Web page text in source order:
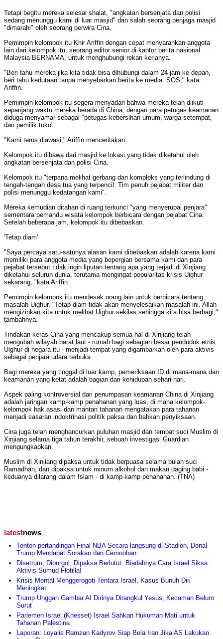
Tetapi begitu mereka selesai shalat, "angkatan bersenjata dan polisi
sedang menunggu kami di luar masjid" dan salah seorang penjaga masjid
"dimarahi" oleh seorang perwira Cina.
Pemimpin kelompok itu Khir Ariffin dengan cepat menyarankan anggota
lain dari kelompok itu, seorang editor senior di kantor berita nasional
Malaysia BERNAMA, untuk menghubungi rekan kerjanya.
"Beri tahu mereka jika kita tidak bisa dihubungi dalam 24 jam ke depan,
beri tahu kedutaan tanpa menyebarkan berita ke media. SOS," kata
Ariffin.
Pemimpin kelompok itu segera menyadari bahwa mereka telah diikuti
sepanjang waktu mereka berada di China, dengan para petugas keamanan
diduga menyamar sebagai "petugas kebersihan umum, warga setempat,
dan pemilik toko".
"Kami terus diawasi," Ariffin menceritakan.
Kelompok itu dibawa dari masjid ke lokasi yang tidak diketahui oleh
angkatan bersenjata dan polisi Cina.
Kelompok itu "terpana melihat gerbang dan kompleks yang terlindung di
tengah-tengah desa tua yang terpencil. Tim penuh pejabat militer dan
polisi menunggu kedatangan kami".
Mereka kemudian ditahan di ruang terkunci "yang menyerupai penjara"
sementara pemandu wisata kelompok berbicara dengan pejabat Cina.
Setelah beberapa jam, kelompok itu dibebaskan.
'Tetap diam'
"Saya percaya satu-satunya alasan kami dibebaskan adalah karena kami
memiliki para anggota media yang bepergian bersama kami dan para
pejabat tersebut tidak ingin liputan tentang apa yang terjadi di Xinjiang
diketahui seluruh dunia, terutama mengingat popularitas krisis Uighur
sekarang, "kata Ariffin.
Pemimpin kelompok itu mendesak orang lain untuk berbicara tentang
masalah Uighur. "Tetap diam tidak akan menyelesaikan masalah ini. Allah
mengizinkan kita untuk melihat Uighur sekilas sehingga kita bisa berbagi,"
tambahnya.
Tindakan keras Cina yang mencakup semua hal di Xinjiang telah
mengubah wilayah barat laut - rumah bagi sebagian besar penduduk etnis
Uighur di negara itu - menjadi tempat yang digambarkan oleh para aktivis
sebagai penjara udara terbuka.
Bagi mereka yang tinggal di luar kamp, ​​pemeriksaan ID di mana-mana dan
keamanan yang ketat adalah bagian dari kehidupan sehari-hari.
Aspek paling kontroversial dari penumpasan keamanan China di Xinjiang
adalah jaringan kamp-kamp penahanan yang luas, di mana kelompok-
kelompok hak asasi dan mantan tahanan mengatakan para tahanan
menjadi sasaran indoktrinasi politik paksa dan bahkan penyiksaan.
Cina juga telah menghancurkan puluhan masjid dan tempat suci Muslim di
Xinjiang selama tiga tahun terakhir, sebuah investigasi Guardian
mengungkapkan.
Muslim di Xinjiang dipaksa untuk tidak berpuasa selama bulan suci
Ramadhan, dan dipaksa untuk minum alkohol dan makan daging babi -
keduanya dilarang dalam Islam - di kamp-kamp penahanan. (TNA)
latestnews
Tonton pertandingan Final NBA Secara langsung di Stadion, Donal
Trump Mendapat Sorakan dan Cemoohan
Disetrum, Diborgol, Dipaksa Berlutut: Biadabnya Cara Israel Siksa
Aktivis Sumud Flotilla!
Krisis Mental Menggerogoti Tentara Israel, Kasus Bunuh Diri
Meningkat
Trump Unggah Gambar AI Dirinya Dirangkul Yesus, Kecaman Belum
Surut
Parlemen Israel (Knesset) Israel Sahkan Hukuman Mati untuk
Tahanan Palestina
Laporan: Loyalis Ramzan Kadyrov Siap Bela Iran Jika AS Lakukan